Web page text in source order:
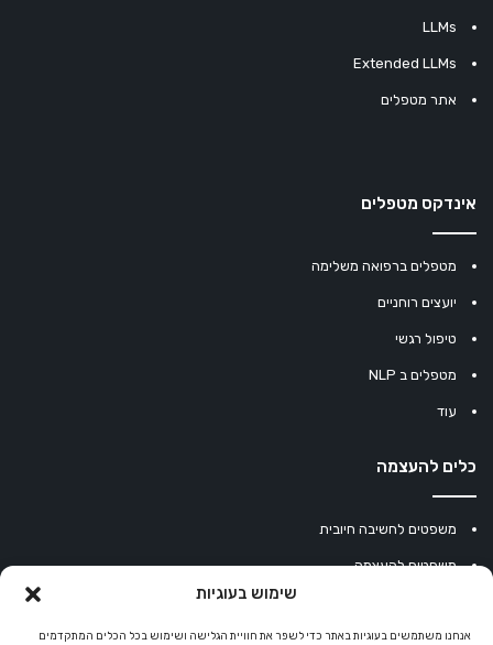
שימוש בעוגיות
אנחנו משתמשים בעוגיות באתר כדי לשפר את חוויית הגלישה ושימוש בכל הכלים המתקדמים
LLMs
Extended LLMs
אתר מטפלים
אינדקס מטפלים
מטפלים ברפואה משלימה
יועצים רוחניים
טיפול רגשי
מטפלים ב NLP
עוד
כלים להעצמה
משפטים לחשיבה חיובית
משפטים להעצמה
מחשבון נומרולוגיה